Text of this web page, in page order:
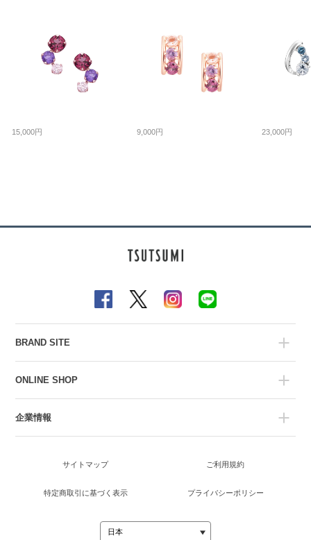
15,000円 9,000円 23,000円
BRAND SITE
ONLINE SHOP
企業情報
サイトマップ ご利用規約
特定商取引に基づく表示 プライバシーポリシー